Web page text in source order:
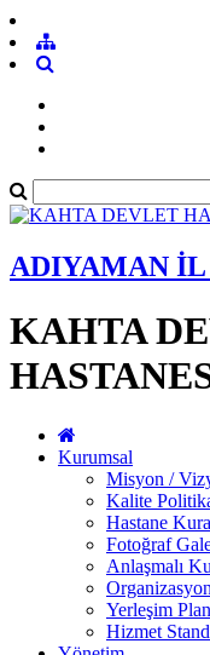
ADIYAMAN
KAHTA
Kurumsal
Misyon /
Kalite
Hastane
Fotoğraf
Anlaşmalı
Yerleşim
Hizmet